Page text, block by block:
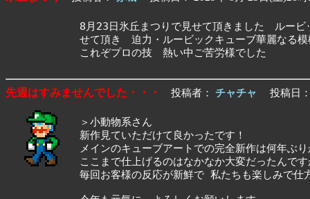
8月23日氷丘まつりで見せて頂きました ルー
せて頂き 迫力・ルービックキューブ華麗なる模
これぞプロの技 熱い中ご苦労様でした
先週はすみませんでした・・・ 投稿者： チャチャ 投稿日：
＞小動物系さん
新作見ていただけて良かったです！
メインのキューブアートでの完全新作は何年ぶ
ここまで仕上げるのはなかなか大変だったんで
毎回お客様の反応が新鮮で 私たちも楽しみで仕